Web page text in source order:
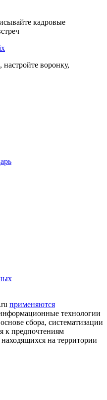
кадровые
воронку,
применяются
технологии
сбора, систематизации
к предпочтениям
на территории